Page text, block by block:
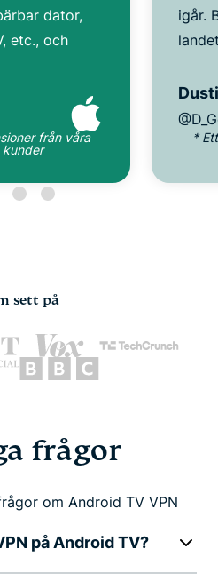
dator,
etc., och
från våra
kunder
igår.
*
sett på
frågor
om Android TV VPN
på Android TV?